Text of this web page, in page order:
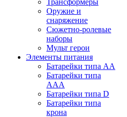
Трансформеры
Оружие и
снаряжение
Сюжетно-ролевые
наборы
Мульт герои
Элементы питания
Батарейки типа АА
Батарейки типа
ААА
Батарейки типа D
Батарейки типа
крона